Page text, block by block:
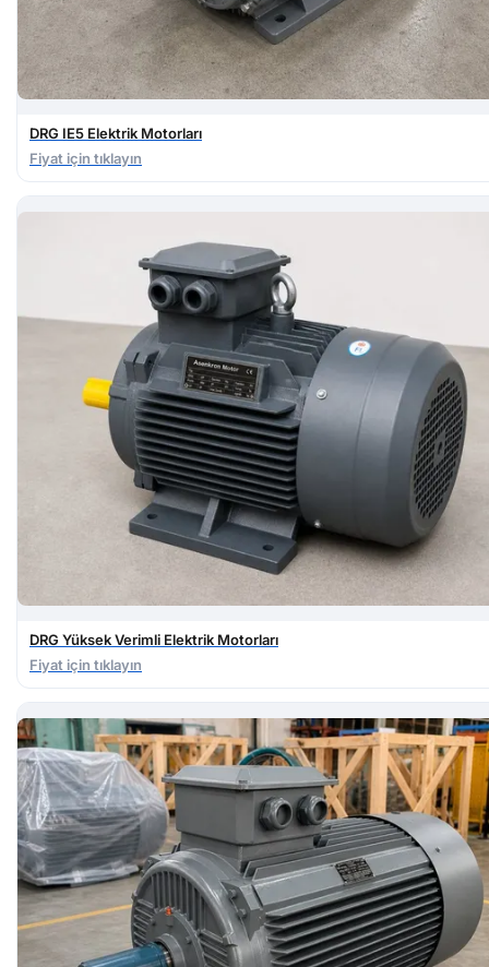
DRG IE5 Elektrik Motorları
Fiyat için tıklayın
DRG Yüksek Verimli Elektrik Motorları
Fiyat için tıklayın